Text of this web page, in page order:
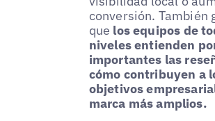
conversión. También
que los equipos de
niveles entienden
importantes las
cómo contribuyen a
objetivos
marca más amplios.